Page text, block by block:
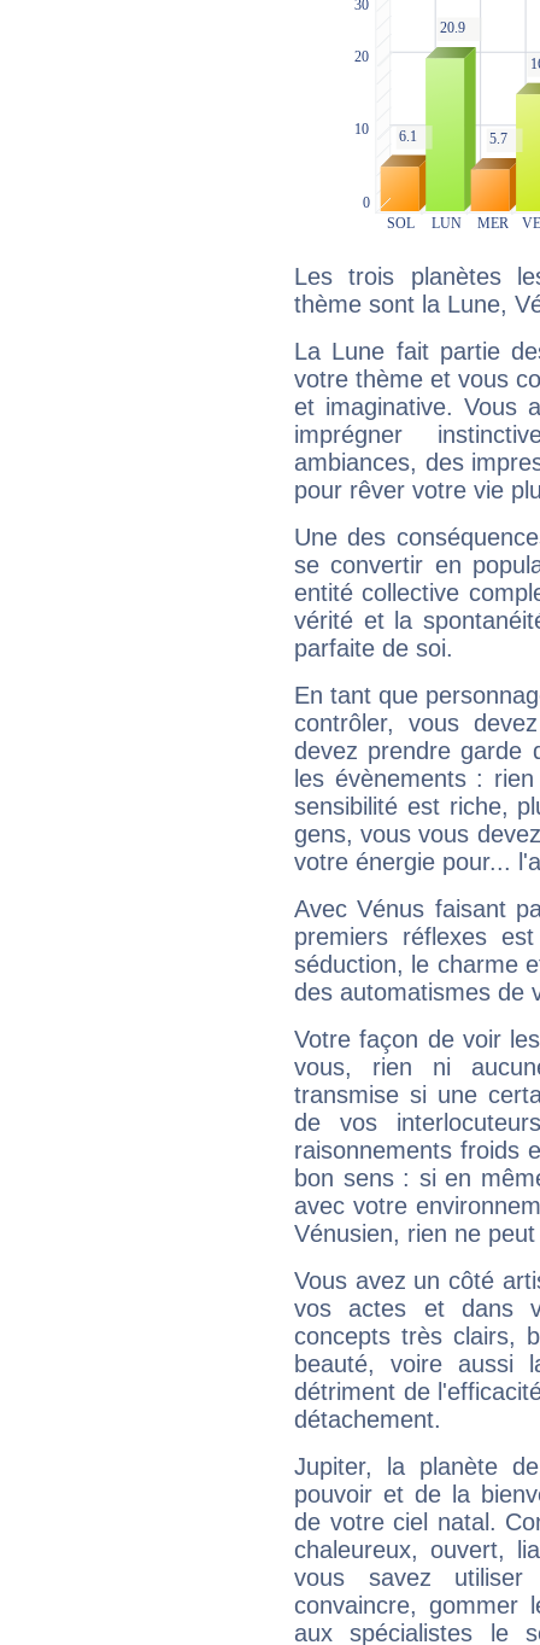
Les trois planètes
thème sont la Lune,
La Lune fait partie
votre thème et vous
et imaginative. Vous
imprégner
ambiances, des
pour rêver votre vie
Une des
se convertir en
entité collective
vérité et la
parfaite de soi.
En tant que
contrôler, vous
devez prendre garde
les évènements :
sensibilité est riche,
gens, vous vous
votre énergie pour...
Avec Vénus faisant
premiers réflexes
séduction, le charme
des automatismes de
Votre façon de voir
vous, rien ni
transmise si une
de vos
raisonnements froids
bon sens : si en
avec votre
Vénusien, rien ne
Vous avez un côté
vos actes et dans
concepts très clairs,
beauté, voire aussi
détriment de
détachement.
Jupiter, la planète
pouvoir et de la
de votre ciel natal.
chaleureux, ouvert,
vous savez
convaincre, gommer
aux spécialistes le